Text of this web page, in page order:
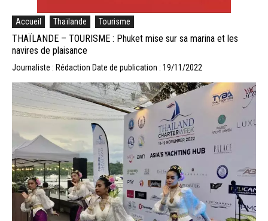
Accueil Thaïlande Tourisme
THAÏLANDE – TOURISME : Phuket mise sur sa marina et les
navires de plaisance
Journaliste : Rédaction Date de publication : 19/11/2022